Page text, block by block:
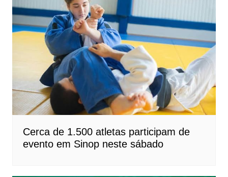
Cerca de 1.500 atletas participam de
evento em Sinop neste sábado